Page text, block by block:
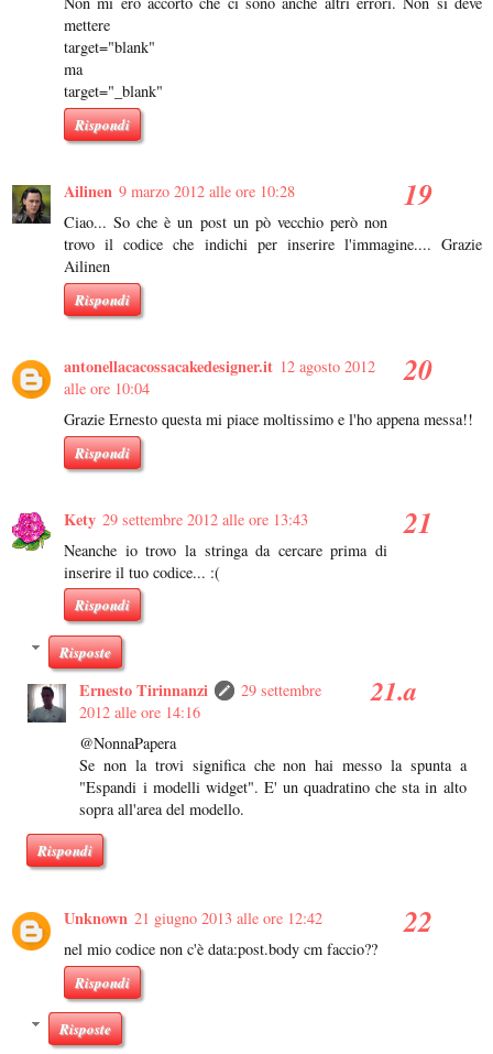
mettere
target="blank"
ma
target="_blank"
Rispondi
Ailinen 9 marzo 2012 alle ore 10:28
Ciao... So che è un post un pò vecchio però non
trovo il codice che indichi per inserire l'immagine.... Grazie
Ailinen
Rispondi
antonellacacossacakedesigner.it 12 agosto 2012
alle ore 10:04
Grazie Ernesto questa mi piace moltissimo e l'ho appena messa!!
Rispondi
Kety 29 settembre 2012 alle ore 13:43
Neanche io trovo la stringa da cercare prima di
inserire il tuo codice... :(
Rispondi
Risposte
Ernesto Tirinnanzi
29 settembre
2012 alle ore 14:16
@NonnaPapera
Se non la trovi significa che non hai messo la spunta a
"Espandi i modelli widget". E' un quadratino che sta in alto
sopra all'area del modello.
Rispondi
Unknown 21 giugno 2013 alle ore 12:42
nel mio codice non c'è data:post.body cm faccio??
Rispondi
Risposte